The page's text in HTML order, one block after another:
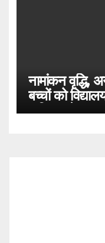
नामांकन वृद्धि,
बच्चों को
अभियान के